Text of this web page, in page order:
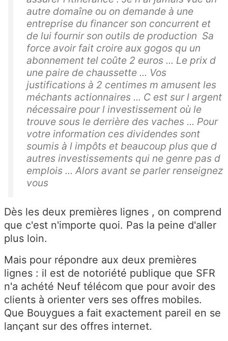
autre domaîne ou on demande à une
entreprise du financer son concurrent et
de lui fournir son outils de production Sa
force avoir fait croire aux gogos qu un
abonnement tel coûte 2 euros ... Le prix d
une paire de chaussette ... Vos
justifications à 2 centimes m amusent les
méchants actionnaires ... C est sur l argent
nécessaire pour l investissement où le
trouve sous le derrière des vaches ... Pour
votre information ces dividendes sont
soumis à l impôts et beaucoup plus que d
autres investissements qui ne genre pas d
emplois ... Alors avant se parler renseignez
vous
Dès les deux premières lignes , on comprend
que c'est n'importe quoi. Pas la peine d'aller
plus loin.
Mais pour répondre aux deux premières
lignes : il est de notoriété publique que SFR
n'a achété Neuf télécom que pour avoir des
clients à orienter vers ses offres mobiles.
Que Bouygues a fait exactement pareil en se
lançant sur des offres internet.